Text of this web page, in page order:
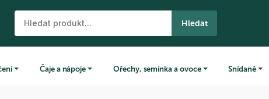
Hledat
Čaje a nápoje Ořechy, semínka a ovoce Snídaně